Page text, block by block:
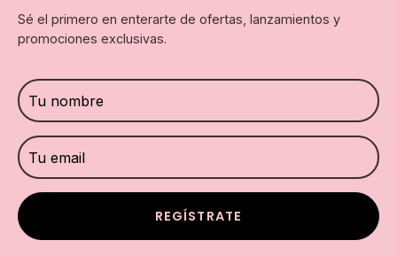
Sé el primero en enterarte de ofertas, lanzamientos y
promociones exclusivas.
REGÍSTRATE